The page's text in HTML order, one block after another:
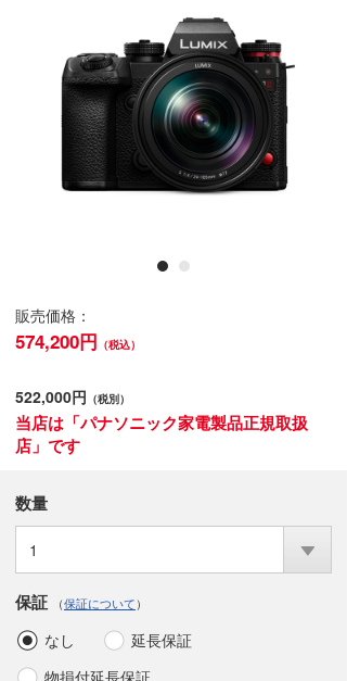
販売価格：
574,200円 （税込）
522,000円 （税別）
当店は「パナソニック家電製品正規取扱
店」です
数量
1
保証 （保証について）
なし
延長保証
物損付延長保証